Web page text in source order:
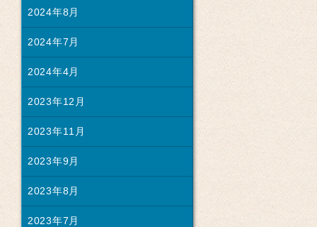
2024年8月
2024年7月
2024年4月
2023年12月
2023年11月
2023年9月
2023年8月
2023年7月